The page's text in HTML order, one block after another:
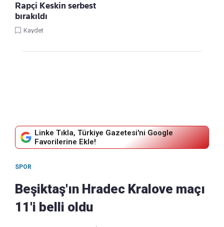
Rapçi Keskin serbest
bırakıldı
Kaydet
Linke Tıkla, Türkiye Gazetesi'ni Google
Favorilerine Ekle!
SPOR
Beşiktaş'ın Hradec Kralove maçı
11'i belli oldu